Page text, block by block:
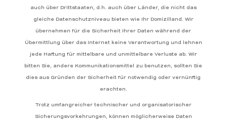
auch über Drittstaaten, d.h. auch über Länder, die nicht das
gleiche Datenschutzniveau bieten wie Ihr Domizilland. Wir
übernehmen für die Sicherheit Ihrer Daten während der
Übermittlung über das Internet keine Verantwortung und lehnen
jede Haftung für mittelbare und unmittelbare Verluste ab. Wir
bitten Sie, andere Kommunikationsmittel zu benutzen, sollten Sie
dies aus Gründen der Sicherheit für notwendig oder vernünftig
erachten.
Trotz umfangreicher technischer und organisatorischer
Sicherungsvorkehrungen, können möglicherweise Daten